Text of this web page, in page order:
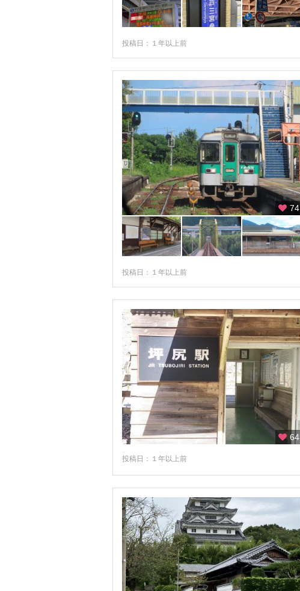
投稿日：１年以上前
74
投稿日：１年以上前
64
投稿日：１年以上前